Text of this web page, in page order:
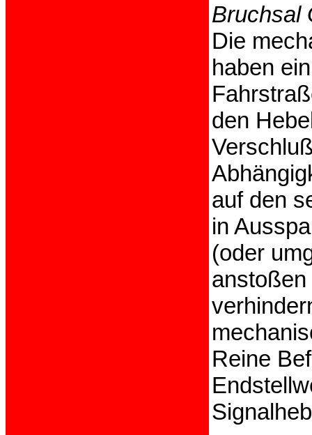
Bruchsal
Die
haben
den
auf den
in
(oder
Reine